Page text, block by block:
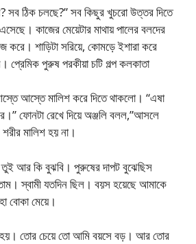
ঠিক চলছে?” সব কিছুর খুচরো উত্তর দিতে
কাজের মেয়েটার মাথায় পালের বলদের
করে। শাড়িটা সরিয়ে, কোমড়ে ইশারা করে
প্রেমিক পুরুষ পরকীয়া চটি গল্প কলকাতা
আস্তে মালিশ করে দিতে থাকলো। “এষা
ফোনটা রেখে দিয়ে অঞ্জলি বলল,”আসলে
মালিশ হয় না।
আর কি বুঝবি। পুরুষের দাপট বুঝেছিস
স্বামী যতদিন ছিল। বয়স হয়েছে আমাকে
বোকা মেয়ে।
তোর চেয়ে তো আমি বয়সে বড়। আর তোর